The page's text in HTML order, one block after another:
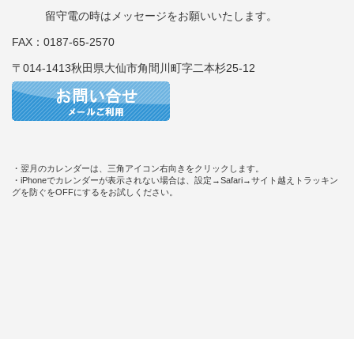
留守電の時はメッセージをお願いいたします。
FAX：0187-65-2570
〒014-1413秋田県大仙市角間川町字二本杉25-12
・翌月のカレンダーは、三角アイコン右向きをクリックします。
・iPhoneでカレンダーが表示されない場合は、設定→Safari→サイト越えトラッキン
グを防ぐをOFFにするをお試しください。